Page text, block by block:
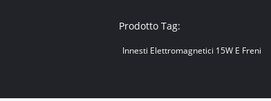
Prodotto Tag:
Innesti Elettromagnetici 15W E Freni